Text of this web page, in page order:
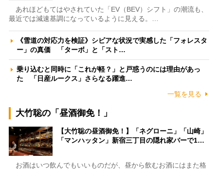
あれほどもてはやされていた「EV（BEV）シフト」の潮流も、
最近では減速基調になっているように見える。…
《雪道の対応力を検証》シビアな状況で実感した「フォレスタ
ー」の真価 「ターボ」と「スト…
乗り込むと同時に「これが軽？」と戸惑うのには理由があっ
た 「日産ルークス」さらなる躍進…
一覧を見る
大竹聡の「昼酒御免！」
【大竹聡の昼酒御免！】「ネグローニ」「山崎」
「マンハッタン」新宿三丁目の隠れ家バーで1…
お酒はいつ飲んでもいいものだが、昼から飲むお酒にはまた格